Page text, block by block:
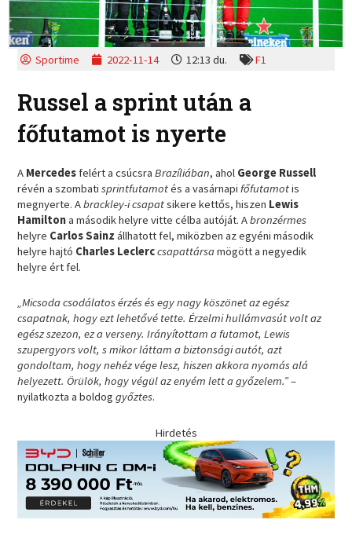
Sportime 2022-11-14 12:13 du. F1
Russel a sprint után a
főfutamot is nyerte
A Mercedesfelért a csúcsraBrazíliában, ahol George Russell
révén a szombatisprintfutamotés a vasárnapifőfutamotis
megnyerte. Abrackley-i csapatsikere kettős, hiszen Lewis
Hamiltona második helyre vitte célba autóját. Abronzérmes
helyre Carlos Sainz állhatott fel, miközben az egyéni második
helyre hajtó Charles Leclerccsapattársamögött a negyedik
helyre ért fel.
„Micsoda csodálatos érzés és egy nagy köszönet az egész
csapatnak, hogy ezt lehetővé tette. Érzelmi hullámvasút volt az
egész szezon, ez a verseny. Irányítottam a futamot, Lewis
szupergyors volt, s mikor láttam a biztonsági autót, azt
gondoltam, hogy nehéz vége lesz, hiszen akkora nyomás alá
helyezett. Örülök, hogy végül az enyém lett a győzelem.”–
nyilatkozta a boldoggyőztes.
Hirdetés